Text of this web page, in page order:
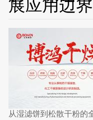
展应用边界
从湿滤饼到松散干粉的全流程密闭